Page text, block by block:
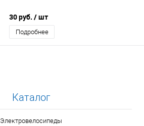
30 руб. / шт
Подробнее
Каталог
Электровелосипеды